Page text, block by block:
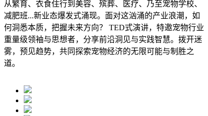
从繁育、衣食住行到美容、殡葬、医疗、乃至宠物学校、
减肥班...新业态爆发式涌现。面对这汹涌的产业浪潮，如
何洞悉本质，把握未来方向？ TED式演讲，特邀宠物行业
重量级领袖与思想者，分享前沿洞见与实践智慧。拨开迷
雾，预见趋势，共同探索宠物经济的无限可能与制胜之
道。